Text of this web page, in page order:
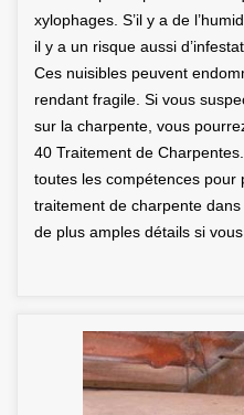
xylophages. S’il y a de
il y a un risque aussi
Ces nuisibles peuvent
rendant fragile. Si vous
sur la charpente, vous
40 Traitement de
toutes les compétences pour
traitement de charpente
de plus amples détails si